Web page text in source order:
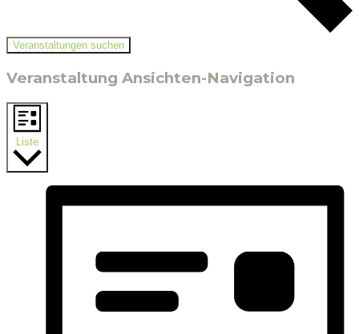
Veranstaltungen suchen
Veranstaltung Ansichten-Navigation
Liste